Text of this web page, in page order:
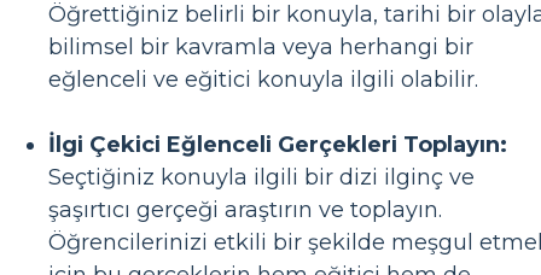
Öğrettiğiniz belirli bir konuyla, tarihi bir
bilimsel bir kavramla veya herhangi bir
eğlenceli ve eğitici konuyla ilgili olabilir.
İlgi Çekici Eğlenceli Gerçekleri Toplayın:
Seçtiğiniz konuyla ilgili bir dizi ilginç ve
şaşırtıcı gerçeği araştırın ve toplayın.
Öğrencilerinizi etkili bir şekilde meşgul